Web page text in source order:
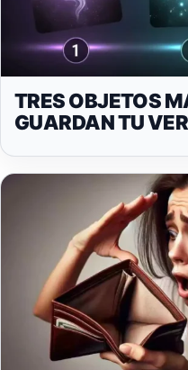
TRES OBJETOS
GUARDAN TU